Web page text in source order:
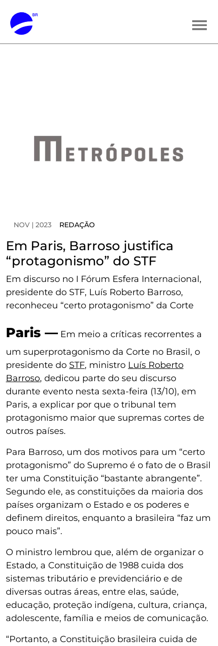
NOV | 2023 REDAÇÃO
Em Paris, Barroso justifica
“protagonismo” do STF
Em discurso no I Fórum Esfera Internacional,
presidente do STF, Luís Roberto Barroso,
reconheceu “certo protagonismo” da Corte
Paris — Em meio a críticas recorrentes a
um superprotagonismo da Corte no Brasil, o
presidente do STF, ministro Luís Roberto
Barroso, dedicou parte do seu discurso
durante evento nesta sexta-feira (13/10), em
Paris, a explicar por que o tribunal tem
protagonismo maior que supremas cortes de
outros países.
Para Barroso, um dos motivos para um “certo
protagonismo” do Supremo é o fato de o Brasil
ter uma Constituição “bastante abrangente”.
Segundo ele, as constituições da maioria dos
países organizam o Estado e os poderes e
definem direitos, enquanto a brasileira “faz um
pouco mais”.
O ministro lembrou que, além de organizar o
Estado, a Constituição de 1988 cuida dos
sistemas tributário e previdenciário e de
diversas outras áreas, entre elas, saúde,
educação, proteção indígena, cultura, criança,
adolescente, família e meios de comunicação.
“Portanto, a Constituição brasileira cuida de